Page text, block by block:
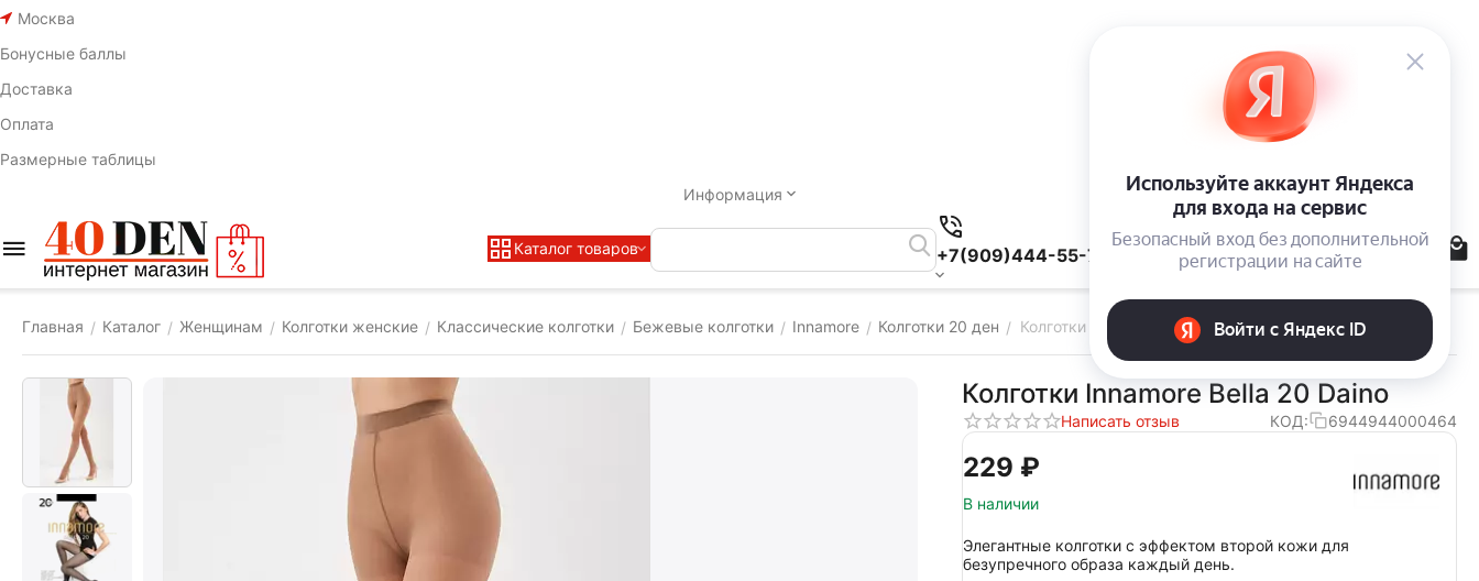
Москва
Бонусные баллы
Доставка
Оплата
Размерные таблицы
Информация
Каталог товаров +7(909)444-55-78
Главная / Каталог / Женщинам / Колготки женские / Классические колготки / Бежевые колготки / Innamore / Колготки 20 ден / Колготки Innamore Bella 20 Daino
Колготки Innamore Bella 20 Daino
Написать отзыв КОД: 6944944000464
‍229‍ ₽
В наличии
Элегантные колготки с эффектом второй кожи для
безупречного образа каждый день.